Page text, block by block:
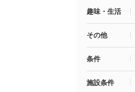
趣味・生活
その他
条件
施設条件